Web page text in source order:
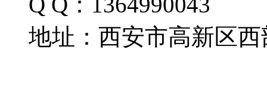
地址：西安市高新区西